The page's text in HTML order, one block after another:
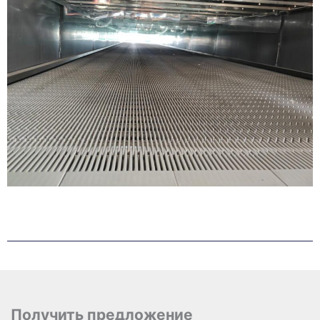
Получить предложение